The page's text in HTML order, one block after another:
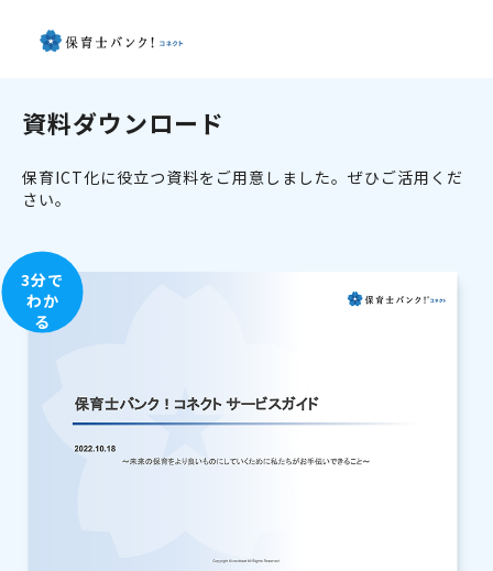
資料ダウンロード
保育ICT化に役立つ資料をご用意しました。ぜひご活用くだ
さい。
3分で
わか
る